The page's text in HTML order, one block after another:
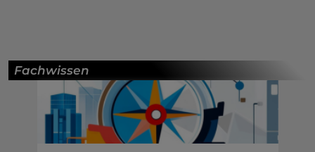
Fachwissen